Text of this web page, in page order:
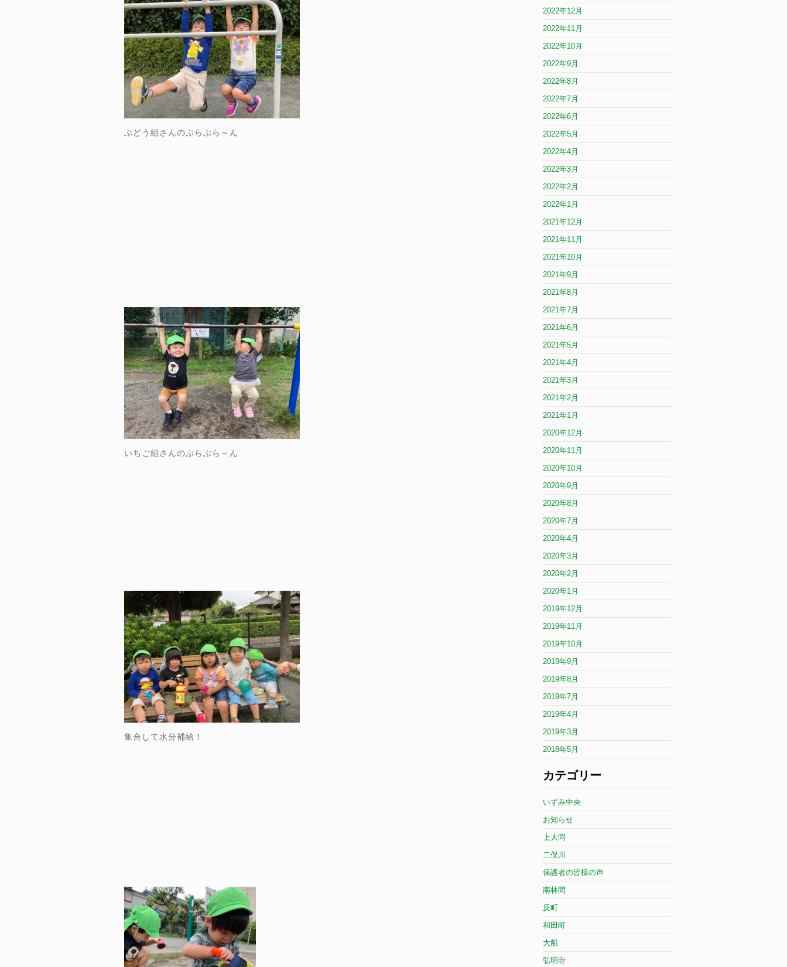
ぶどう組さんのぶらぶら～ん
いちご組さんのぶらぶら～ん
集合して水分補給！
2022年12月
2022年11月
2022年10月
2022年9月
2022年8月
2022年7月
2022年6月
2022年5月
2022年4月
2022年3月
2022年2月
2022年1月
2021年12月
2021年11月
2021年10月
2021年9月
2021年8月
2021年7月
2021年6月
2021年5月
2021年4月
2021年3月
2021年2月
2021年1月
2020年12月
2020年11月
2020年10月
2020年9月
2020年8月
2020年7月
2020年4月
2020年3月
2020年2月
2020年1月
2019年12月
2019年11月
2019年10月
2019年9月
2019年8月
2019年7月
2019年4月
2019年3月
2018年5月
カテゴリー
いずみ中央
お知らせ
上大岡
二俣川
保護者の皆様の声
南林間
反町
和田町
大船
弘明寺